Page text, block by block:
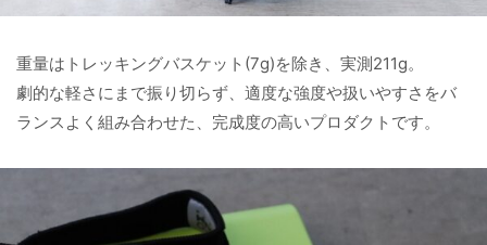
重量はトレッキングバスケット(7g)を除き、実測211g。
劇的な軽さにまで振り切らず、適度な強度や扱いやすさをバ
ランスよく組み合わせた、完成度の高いプロダクトです。